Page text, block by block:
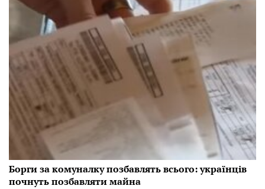
Борги за комуналку позбавлять всього: українців
почнуть позбавляти майна